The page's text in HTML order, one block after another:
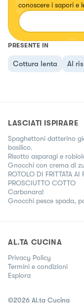
conoscere i sapori e
italia! In foto Teana (PZ) > Storia e ricette dei
lucani: https://
PRESENTE IN
Cottura lenta Al
LASCIATI ISPIRARE
Spaghettoni datterino
basilico.
Risotto asparagi e
Gnocchi con crema di
ROTOLO DI FRITTATA
PROSCIUTTO COTTO
Carbonara!
Gnocchi pesce spada,
AL.TA CUCINA
Privacy Policy
Termini e condizioni
Esplora
©2026 Al.ta Cucina